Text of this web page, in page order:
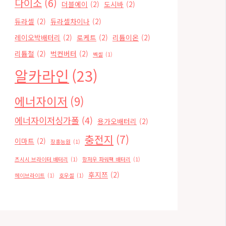
더블에이 (2) 도시바 (2)
듀라셀 (2) 듀라셀차이나 (2)
레이오박배터리 (2) 로케트 (2) 리튬이온 (2)
리튬철 (2) 벅컨버터 (2) 벡셀 (1)
알카라인 (23)
에너자이저 (9)
에너자이저싱가폴 (4) 용가오배터리 (2)
이마트 (2) 장홍능원 (1) 충전지 (7)
츠시시 브라이터 배터리 (1) 항저우 파워팩 배터리 (1)
헤이브라이트 (1) 호우셀 (1) 후지쯔 (2)